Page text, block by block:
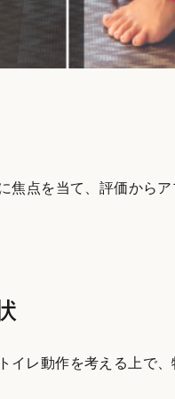
焦点を当て、評価から
イレ動作を考える上で、